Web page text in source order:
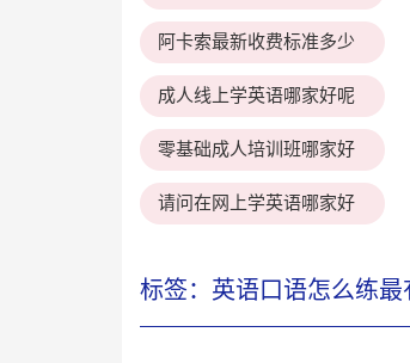
阿卡索最新收费标准多少
成人线上学英语哪家好呢
零基础成人培训班哪家好
请问在网上学英语哪家好
标签：英语口语怎么练